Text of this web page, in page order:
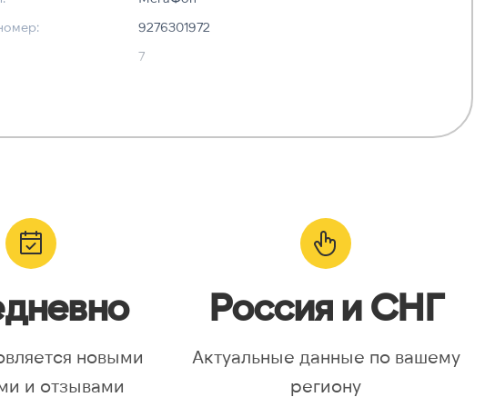
9276301972
7
✓ Да
новыми
и отзывами
Россия и СНГ
Актуальные данные по вашему
региону